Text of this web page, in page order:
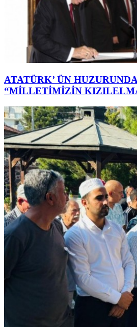
ATATÜRK’ ÜN
“MİLLETİMİZİN